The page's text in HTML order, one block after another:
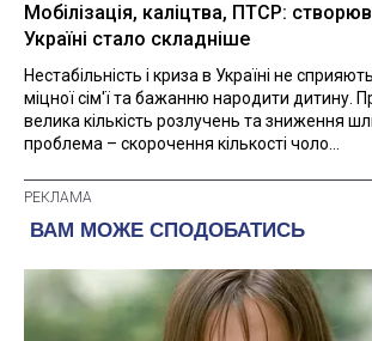
Мобілізація, каліцтва, ПТСР:
Україні стало складніше
Нестабільність і криза в Україні не
міцної сім'ї та бажанню народити дитину.
велика кількість розлучень та зниження
проблема – скорочення кількості чоло...